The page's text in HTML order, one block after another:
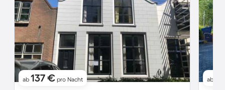
ab 137 € pro Nacht ab